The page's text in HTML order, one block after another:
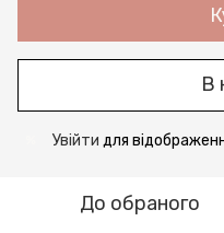
В
Увійти для
До обраного